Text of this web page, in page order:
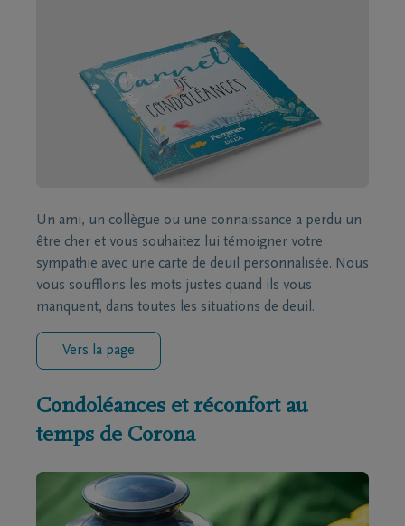
Un ami, un collègue ou une connaissance a perdu un
être cher et vous souhaitez lui témoigner votre
sympathie avec une carte de deuil personnalisée. Nous
vous soufflons les mots justes quand ils vous
manquent, dans toutes les situations de deuil.
Vers la page
Condoléances et réconfort au
temps de Corona